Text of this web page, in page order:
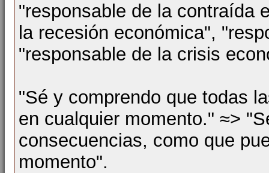
"responsable de la contraída
la recesión económica",
"responsable de la crisis
"Sé y comprendo que todas
en cualquier momento." ≈>
consecuencias, como que
momento".